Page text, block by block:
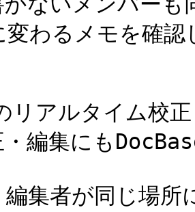
変わるメモを確
リアルタイム校
編集にも
編集者が同じ場